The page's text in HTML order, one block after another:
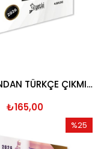
ÜSTADINDAN TÜRKÇE ÇIKMIŞ SORU BANKASI 2026
₺165,00
%25